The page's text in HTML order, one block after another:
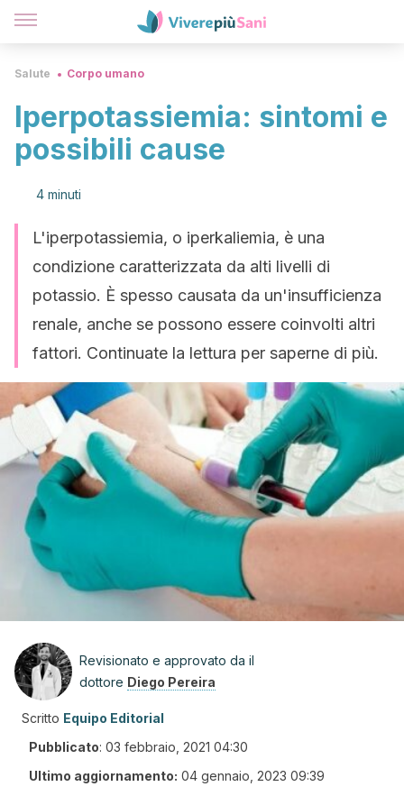
Salute Corpo umano
Iperpotassiemia: sintomi e
possibili cause
4 minuti
L'iperpotassiemia, o iperkaliemia, è una
condizione caratterizzata da alti livelli di
potassio. È spesso causata da un'insufficienza
renale, anche se possono essere coinvolti altri
fattori. Continuate la lettura per saperne di più.
Revisionato e approvato da il
dottore Diego Pereira
Scritto Equipo Editorial
Pubblicato: 03 febbraio, 2021 04:30
Ultimo aggiornamento: 04 gennaio, 2023 09:39